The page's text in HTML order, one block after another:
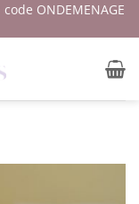
code ONDEMENAGE